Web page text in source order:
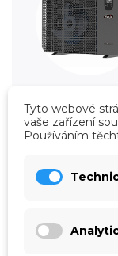
Tyto webové
vaše zařízení
Používáním